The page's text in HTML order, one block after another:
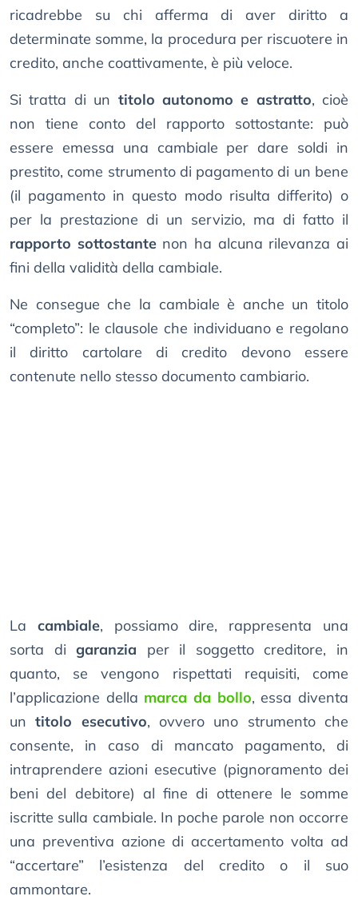
ricadrebbe su chi afferma di aver diritto a
determinate somme, la procedura per riscuotere in
credito, anche coattivamente, è più veloce.
Si tratta di un titolo autonomo e astratto, cioè
non tiene conto del rapporto sottostante: può
essere emessa una cambiale per dare soldi in
prestito, come strumento di pagamento di un bene
(il pagamento in questo modo risulta differito) o
per la prestazione di un servizio, ma di fatto il
rapporto sottostantenon ha alcuna rilevanza ai
fini della validità della cambiale.
Ne consegue che la cambiale è anche un titolo
“completo”: le clausole che individuano e regolano
il diritto cartolare di credito devono essere
contenute nello stesso documento cambiario.
La cambiale, possiamo dire, rappresenta una
sorta digaranzia per il soggetto creditore, in
quanto, se vengono rispettati requisiti, come
l’applicazione della marca da bollo, essa diventa
untitolo esecutivo, ovvero uno strumento che
consente, in caso di mancato pagamento, di
intraprendere azioni esecutive (pignoramento dei
beni del debitore) al fine di ottenere le somme
iscritte sulla cambiale. In poche parole non occorre
una preventiva azione di accertamento volta ad
“accertare” l’esistenza del credito o il suo
ammontare.